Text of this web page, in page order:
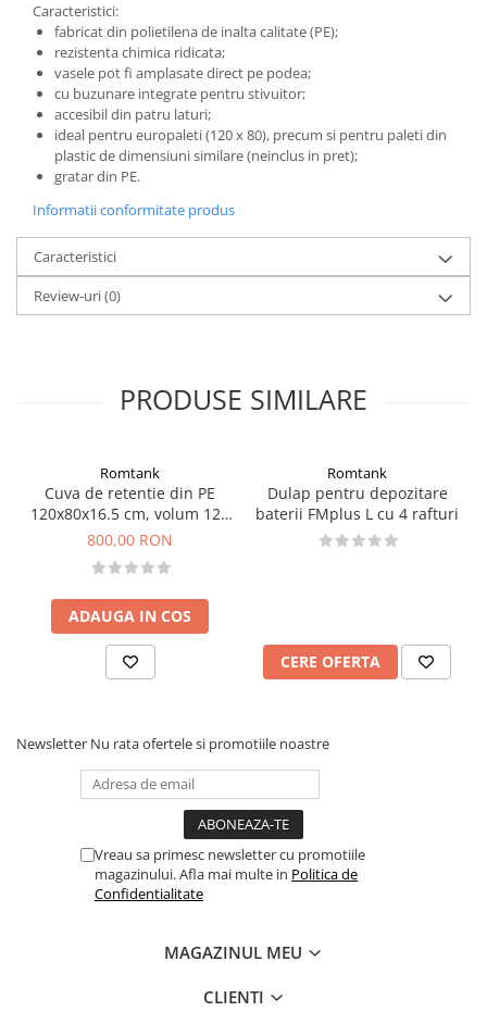
Caracteristici:
fabricat din polietilena de inalta calitate (PE);
rezistenta chimica ridicata;
vasele pot fi amplasate direct pe podea;
cu buzunare integrate pentru stivuitor;
accesibil din patru laturi;
ideal pentru europaleti (120 x 80), precum si pentru paleti din
plastic de dimensiuni similare (neinclus in pret);
gratar din PE.
Informatii conformitate produs
Caracteristici
Review-uri(0)
PRODUSE SIMILARE
Romtank
Cuva de retentie din PE
120x80x16.5 cm, volum 120
l
800,00 RON
ADAUGA IN COS
Romtank
Dulap pentru depozitare
baterii FMplus L cu 4 rafturi
CERE OFERTA
Newsletter Nu rata ofertele si promotiile noastre
Vreau sa primesc newsletter cu promotiile
magazinului. Afla mai multe in Politica de
Confidentialitate
MAGAZINUL MEU
CLIENTI